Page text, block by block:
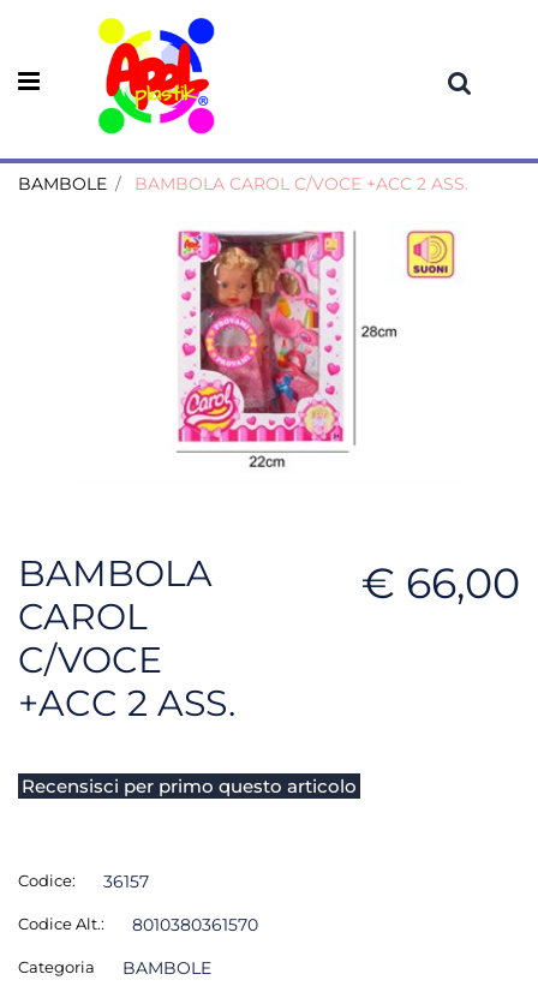
Open menu
BAMBOLE BAMBOLA CAROL C/VOCE +ACC 2 ASS.
BAMBOLA
CAROL
C/VOCE
+ACC 2 ASS.
€ 66,00
Recensisci per primo questo articolo
Codice: 36157
Codice Alt.: 8010380361570
Categoria BAMBOLE